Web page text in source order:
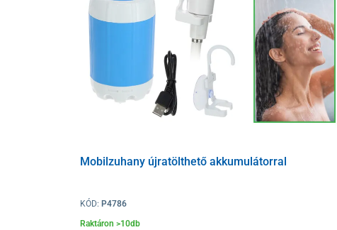
Mobilzuhany újratölthető akkumulátorral
KÓD: P4786
Raktáron >10db